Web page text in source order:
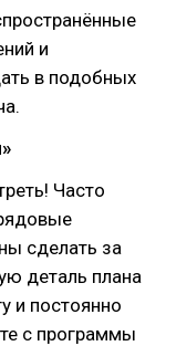
и
в подобных
Часто
сделать за
деталь плана
и постоянно
с программы